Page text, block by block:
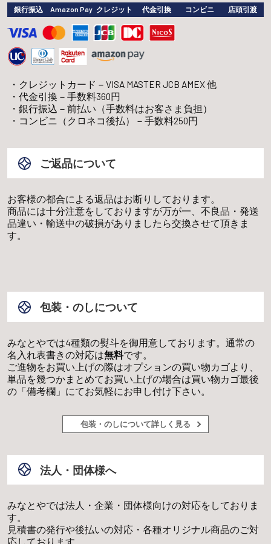
銀行振込 Amazon Pay クレジット 代金引換 コンビニ 店頭引渡
クレジットカード－VISA MASTER JCB AMEX 他
代金引換－手数料360円
銀行振込－前払い（手数料はお客さま負担）
コンビニ（クロネコ後払）－手数料250円
ご返品について
お客様の都合による返品はお断りしております。
商品には十分注意をしておりますが万が一、不良品・発送
品違い・輸送中の破損がありましたら交換させて頂きま
す。
包装・のしについて
みなとやでは4種類の熨斗を御用意しております。通常の
名入れ表書きの対応は無料です。
ご進物をお買い上げの際はオプションの買い物カゴより、
単品を幾つかまとめてお買い上げの場合は買い物カゴ最後
の「備考欄」にてお気軽にお申し付け下さい。
包装・のしについて詳しく見る
法人・団体様へ
みなとやでは法人・企業・団体様向けの対応をしておりま
す。
見積書の発行や後払いの対応・各種オリジナル商品のご対
応しております。